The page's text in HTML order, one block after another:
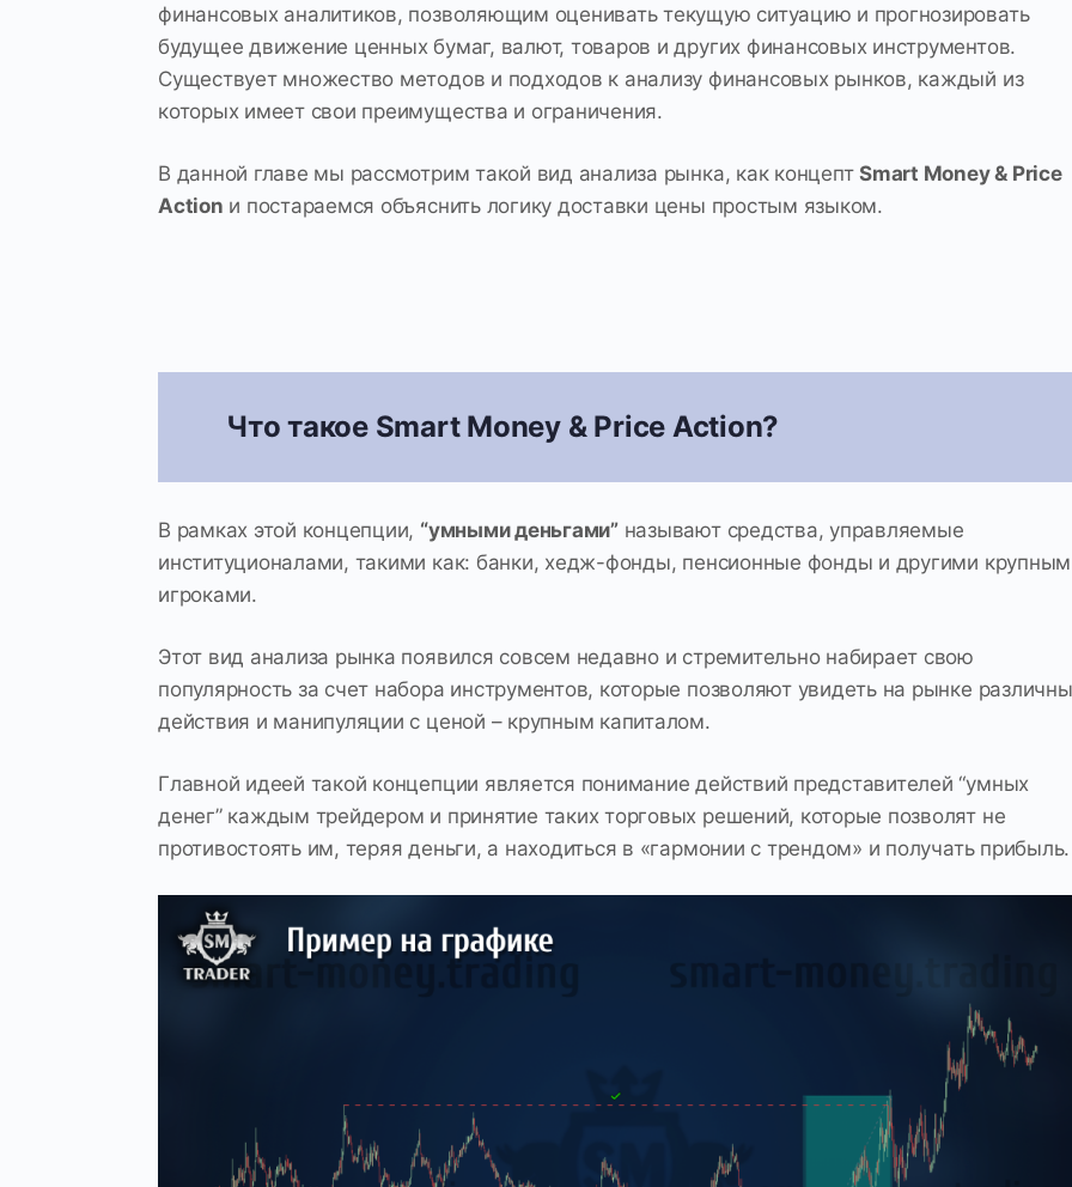
финансовых аналитиков, позволяющим оценивать текущую ситуацию и прогнозировать
будущее движение ценных бумаг, валют, товаров и других финансовых инструментов.
Существует множество методов и подходов к анализу финансовых рынков, каждый из
которых имеет свои преимущества и ограничения.
В данной главе мы рассмотрим такой вид анализа рынка, как концептSmart Money & Price
Action и постараемся объяснить логику доставки цены простым языком.
Что такое Smart Money & Price Action?
В рамках этой концепции, “умными деньгами”называют средства, управляемые
институционалами, такими как: банки, хедж-фонды, пенсионные фонды и другими
игроками.
Этот вид анализа рынка появился совсем недавно и стремительно набирает свою
популярность за счет набора инструментов, которые позволяют увидеть на рынке
действия и манипуляции с ценой – крупным капиталом.
Главной идеей такой концепции является понимание действий представителей “умных
денег” каждым трейдером и принятие таких торговых решений, которые позволят не
противостоять им, теряя деньги, а находиться в «гармонии с трендом» и получать прибыль.